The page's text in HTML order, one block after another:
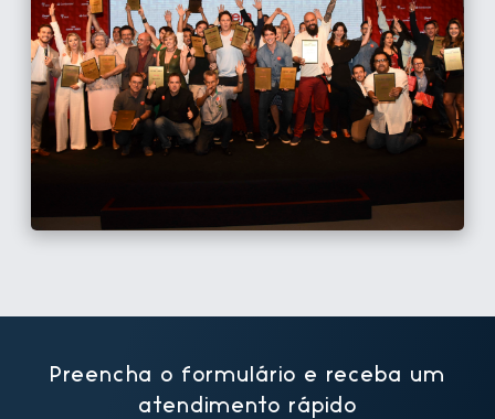
Preencha o formulário e receba um
atendimento rápido